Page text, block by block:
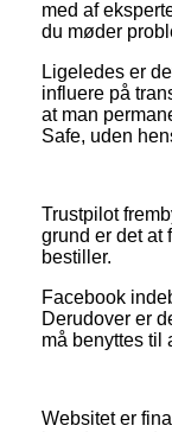
med af
du møder
Ligeledes er
influere på
at man
Safe, uden
Trustpilot
grund er det at
bestiller.
Facebook
Derudover er
må benyttes til
Websitet er